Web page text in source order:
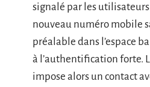
signalé par les
nouveau numéro mobile
préalable dans l’espace
à l’authentification forte.
impose alors un contact